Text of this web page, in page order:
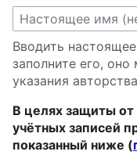
Вводить
заполните его,
указания
В целях защиты от
учётных записей
показанный ниже (